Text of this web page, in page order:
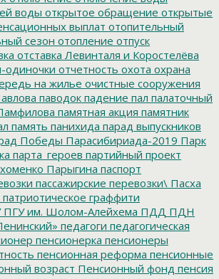
воды открытое обращение открытые
выплат отопительный
сезон отопление отпуск
отставка Левинталя и Коростелёва
одиночки отчетность охота охрана
на жилье очистные сооружения
паводок падение пал палаточный
памятная акция памятник
память панихида парад выпускников
Победы Парасибириада-2019 Парк
парта_героев партийный проект
Парыгина паспорт
пассажирские перевозки\ Пасха
патриотическое граффити
ПГУ им. Шолом-Алейхема ПДД ПДН
педагоги педагогическая
пенсионерка пенсионеры
пенсионная реформа пенсионные
возраст Пенсионный фонд пенсия